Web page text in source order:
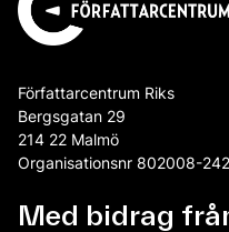
Författarcentrum Riks
Bergsgatan 29
214 22 Malmö
Organisationsnr 802008-
Med bidrag